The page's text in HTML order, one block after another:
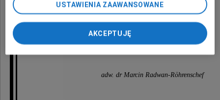
Rodzinie i Bliskim
składam wyrazy współczucia
adw. dr Marcin Radwan-Röhrenschef
na Twoim urządzeniu końcowym. Możesz też w każdej
chwili zmienić swoje preferencje dot. plików cookie,
ponownie wywołując narzędzie do zarządzania Twoimi
preferencjami dot. przetwarzania danych poprzez
odnośnik „Ustawienia prywatności” w stopce serwisu i
przechodząc do sekcji „Ustawienia zaawansowane”.
pomocą ustawień przeglądarki.
USTAWIENIA ZAAWANSOWANE
AKCEPTUJĘ